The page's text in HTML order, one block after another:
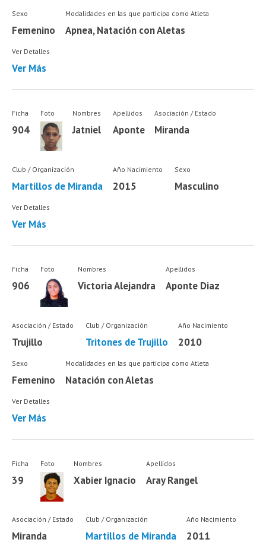
Sexo
Femenino
Modalidades en las que participa como Atleta
Apnea, Natación con Aletas
Ver Detalles
Ver Más
Ficha
904
Foto Nombres
Jatniel
Apellidos
Aponte
Asociación / Estado
Miranda
Club / Organización
Martillos de Miranda
Año Nacimiento
2015
Sexo
Masculino
Ver Detalles
Ver Más
Ficha
906
Foto Nombres
Victoria Alejandra
Apellidos
Aponte Diaz
Asociación / Estado
Trujillo
Club / Organización
Tritones de Trujillo
Año Nacimiento
2010
Sexo
Femenino
Modalidades en las que participa como Atleta
Natación con Aletas
Ver Detalles
Ver Más
Ficha
39
Foto Nombres
Xabier Ignacio
Apellidos
Aray Rangel
Asociación / Estado
Miranda
Club / Organización
Martillos de Miranda
Año Nacimiento
2011